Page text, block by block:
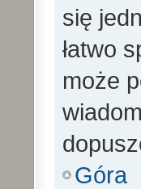
się
łatwo
może
Góra